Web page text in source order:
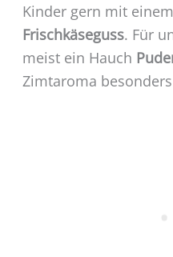
Kinder gern mit einem
Frischkäseguss. Für
meist ein Hauch
Zimtaroma